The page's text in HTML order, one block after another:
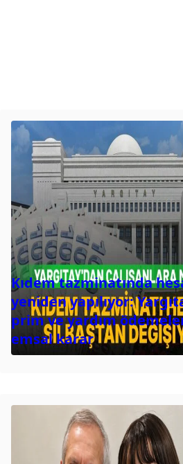
Kıdem tazminatında
yeniden yapılıyor:
prim ve yardım
emsal karar